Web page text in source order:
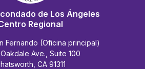
de Los Ángeles
Regional
Fernando (Oficina principal)
Ave., Suite 100
CA 91311